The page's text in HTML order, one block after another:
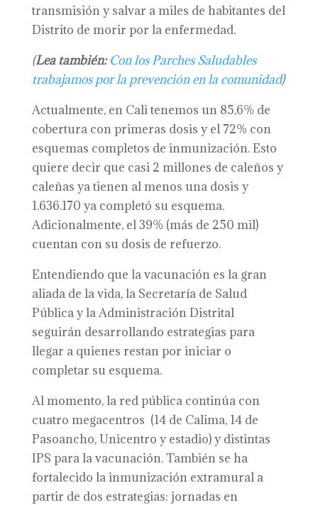
transmisión y salvar a miles de habitantes del
Distrito de morir por la enfermedad.
(Lea también: Con los Parches Saludables
trabajamos por la prevención en la comunidad)
Actualmente, en Cali tenemos un 85,6% de
cobertura con primeras dosis y el 72% con
esquemas completos de inmunización. Esto
quiere decir que casi 2 millones de caleños y
caleñas ya tienen al menos una dosis y
1.636.170 ya completó su esquema.
Adicionalmente, el 39% (más de 250 mil)
cuentan con su dosis de refuerzo.
Entendiendo que la vacunación es la gran
aliada de la vida, la Secretaría de Salud
Pública y la Administración Distrital
seguirán desarrollando estrategias para
llegar a quienes restan por iniciar o
completar su esquema.
Al momento, la red pública continúa con
cuatro megacentros (14 de Calima, 14 de
Pasoancho, Unicentro y estadio) y distintas
IPS para la vacunación. También se ha
fortalecido la inmunización extramural a
partir de dos estrategias: jornadas en